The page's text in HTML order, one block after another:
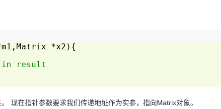
*x2){
in result
现在指针参数要求我们传递地址作为实参，指向Matrix对象。